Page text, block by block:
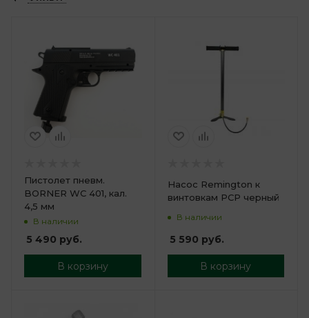
Пистолет пневм.
BORNER WC 401, кал.
4,5 мм
В наличии
5 490 руб.
В корзину
Насос Remington к
винтовкам PCP черный
В наличии
5 590 руб.
В корзину